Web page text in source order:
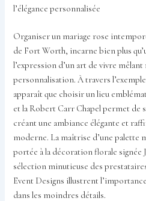
l’élégance personnalisée
Organiser un mariage rose
de Fort Worth, incarne bien plus
l’expression d’un art de vivre
personnalisation. À travers
apparaît que choisir un lieu
et la Robert Carr Chapel permet de
créant une ambiance élégante et
moderne. La maîtrise d’une palette
portée à la décoration florale signée
sélection minutieuse des
Event Designs illustrent
dans les moindres détails.